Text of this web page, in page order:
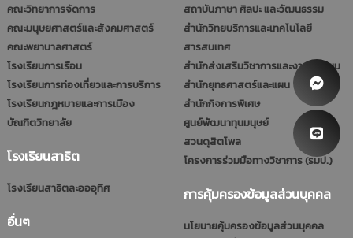
คณะวิทยาการจัดการ
คณะมนุษยศาสตร์และสังคมศาสตร์
คณะพยาบาลศาสตร์
โรงเรียนการเรือน
โรงเรียนการท่องเที่ยวและการบริการ
โรงเรียนกฎหมายและการเมือง
บัณฑิตวิทยาลัย
โรงเรียนสาธิต
โรงเรียนสาธิตละอออุทิศ
อื่นๆ
สถาบันภาษา ศิลปะ และวัฒนธรรม
สำนักวิทยบริการและเทคโนโลยี
สารสนเทศ
สำนักส่งเสริมวิชาการและงานทะเบียน
สำนักยุทธศาสตร์และแผน
สำนักกิจการพิเศษ
ศูนย์พัฒนาทุนมนุษย์
สวนดุสิตโพล
โครงการร่วมมือทางวิชาการ (รมป.)
การคุ้มครองข้อมูลส่วนบุคคล
นโยบายคุ้มครองข้อมูลส่วนบุคคล